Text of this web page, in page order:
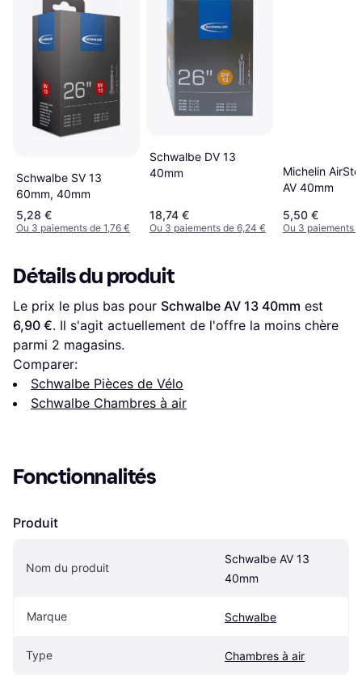
Schwalbe SV 13
60mm, 40mm
5,28 €
Ou 3 paiements de 1,76 €
Schwalbe DV 13
40mm
18,74 €
Ou 3 paiements de 6,24 €
Michelin
AV 40mm
5,50 €
Ou 3 paiements
Détails du produit
Le prix le plus bas pour Schwalbe AV 13 40mm
6,90 €. Il s'agit actuellement de l'offre la moins chère
parmi 2 magasins.
Comparer:
Schwalbe Pièces de Vélo
Schwalbe Chambres à air
Fonctionnalités
Produit
Nom du produit
Schwalbe AV 13
40mm
Marque Schwalbe
Type Chambres à air